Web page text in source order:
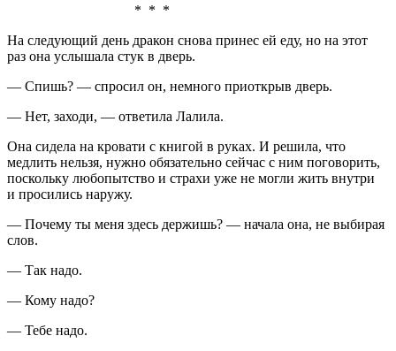
* * *
На следующий день дракон снова принес ей еду, но на этот
раз она услышала стук в дверь.
— Спишь? — спросил он, немного приоткрыв дверь.
— Нет, заходи, — ответила Лалила.
Она сидела на кровати с книгой в руках. И решила, что
медлить нельзя, нужно обязательно сейчас с ним поговорить,
поскольку любопытство и страхи уже не могли жить внутри
и просились наружу.
— Почему ты меня здесь держишь? — начала она, не выбирая
слов.
— Так надо.
— Кому надо?
— Тебе надо.